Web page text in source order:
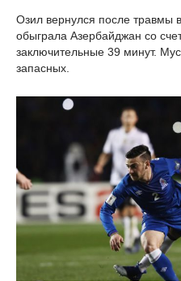
Озил вернулся после травмы
обыграла Азербайджан со
заключительные 39 минут.
запасных.